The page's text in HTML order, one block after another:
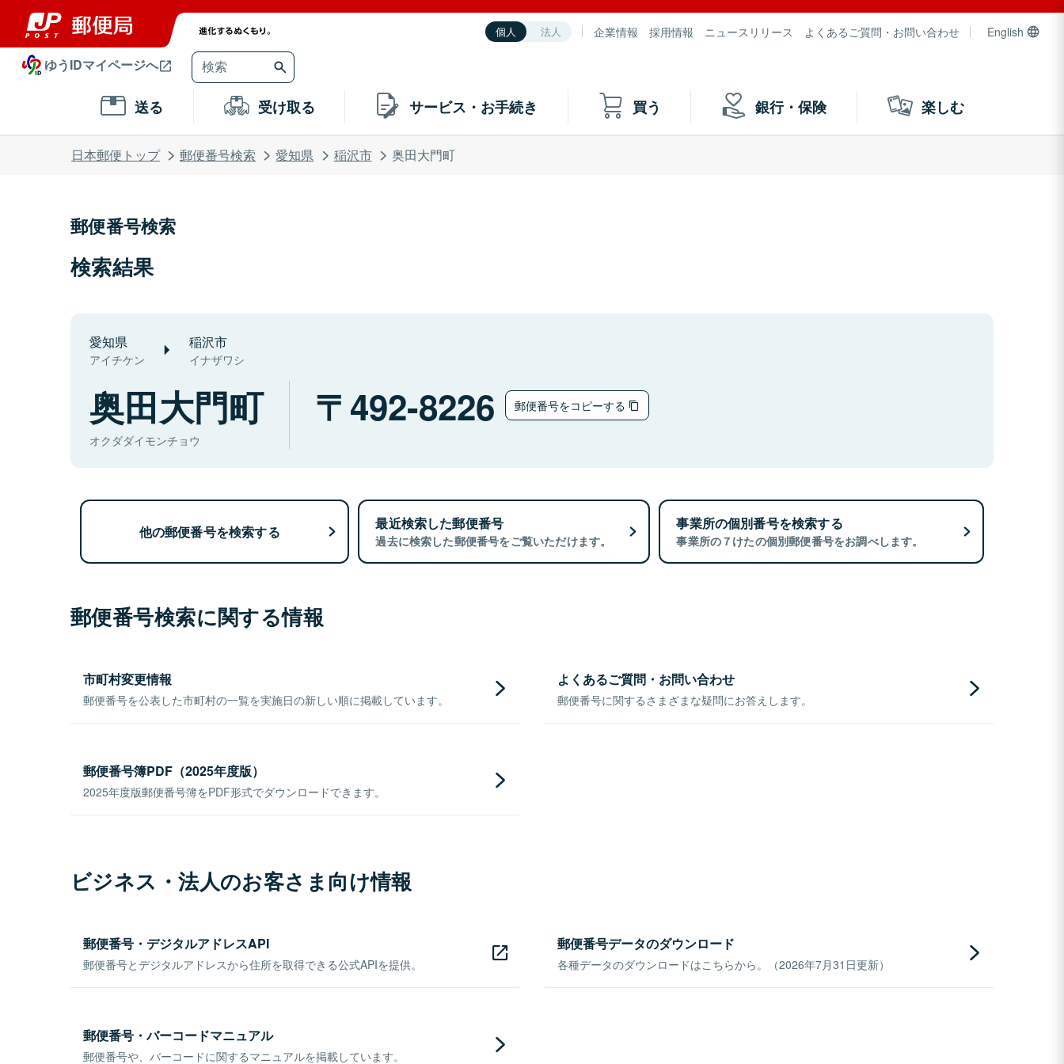
個人 法人 企業情報 採用情報 ニュースリリース よくあるご質問・お問い合わせ English
ゆうIDマイページへ
送る 受け取る サービス・お手続き 買う 銀行・保険 楽しむ
日本郵便トップ 郵便番号検索 愛知県 稲沢市 奥田大門町
郵便番号検索
検索結果
愛知県
アイチケン
稲沢市
イナザワシ
奥田大門町
オクダダイモンチョウ
492-8226 郵便番号をコピーする
他の郵便番号を検索する 最近検索した郵便番号
過去に検索した郵便番号をご覧いただけます。
事業所の個別番号を検索する
事業所の７けたの個別郵便番号をお調べします。
郵便番号検索に関する情報
市町村変更情報
郵便番号を公表した市町村の一覧を実施日の新しい順に掲載しています。
よくあるご質問・お問い合わせ
郵便番号に関するさまざまな疑問にお答えします。
郵便番号簿PDF（2025年度版）
2025年度版郵便番号簿をPDF形式でダウンロードできます。
ビジネス・法人のお客さま向け情報
郵便番号・デジタルアドレスAPI
郵便番号とデジタルアドレスから住所を取得できる公式APIを提供。
郵便番号データのダウンロード
各種データのダウンロードはこちらから。（2026年7月31日更新）
郵便番号・バーコードマニュアル
郵便番号や、バーコードに関するマニュアルを掲載しています。